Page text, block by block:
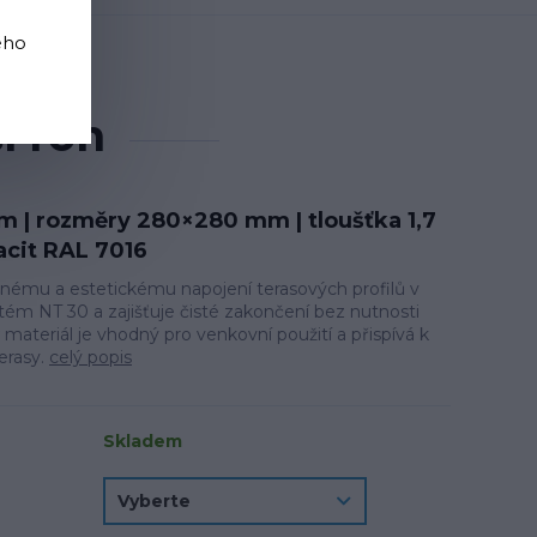
- vněší roh
roh
| rozměry 280×280 mm | tloušťka 1,7
RAL 7016
a estetickému napojení terasových profilů v
NT 30 a zajišťuje čisté zakončení bez nutnosti
je vhodný pro venkovní použití a přispívá k
celý popis
Skladem